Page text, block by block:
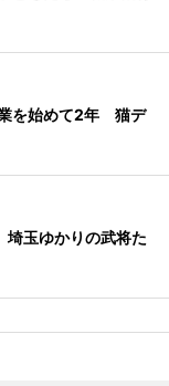
を始めて2年 猫デ
玉ゆかりの武将た